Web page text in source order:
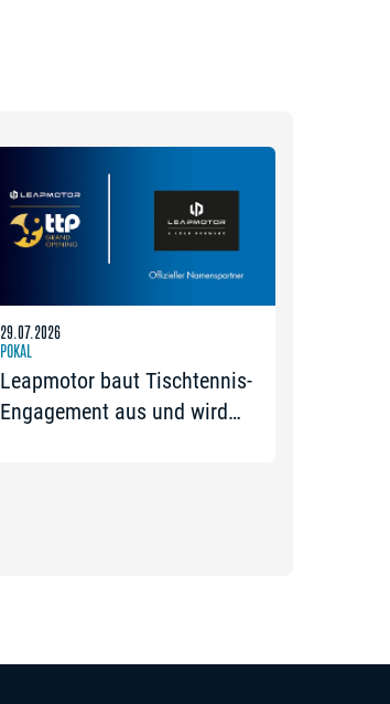
29.07.2026
POKAL
Leapmotor baut Tischtennis-
Engagement aus und wird